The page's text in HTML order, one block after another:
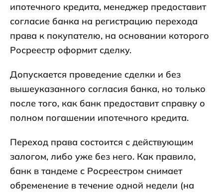
ипотечного кредита, менеджер предоставит
согласие банка на регистрацию перехода
права к покупателю, на основании которого
Росреестр оформит сделку.
Допускается проведение сделки и без
вышеуказанного согласия банка, но только
после того, как банк предоставит справку о
полном погашении ипотечного кредита.
Переход права состоится с действующим
залогом, либо уже без него. Как правило,
банк в тандеме с Росреестром снимает
обременение в течение одной недели (на